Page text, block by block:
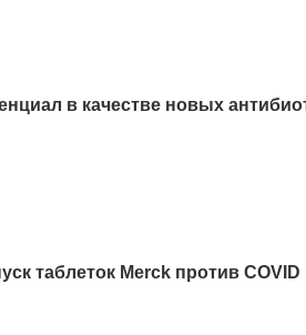
в качестве новых
таблеток Merck против COVID